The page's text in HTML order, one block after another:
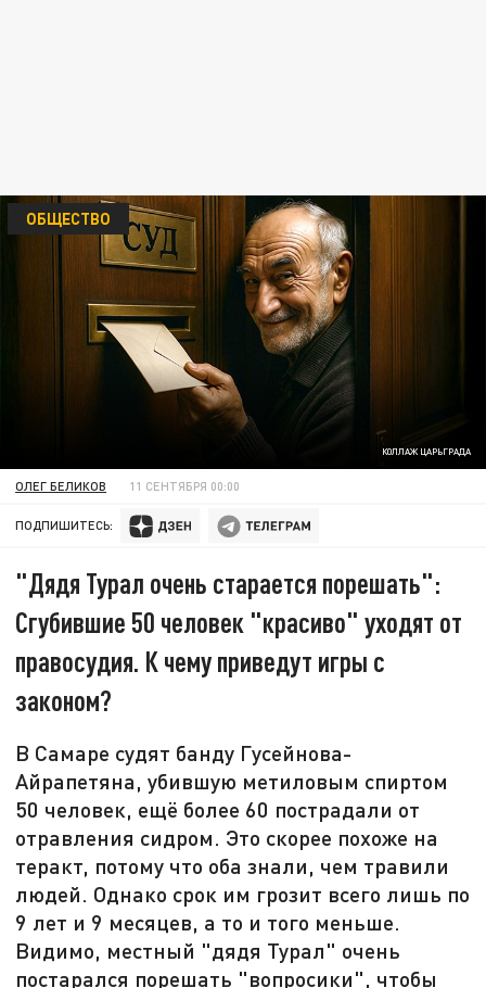
КОЛЛАЖ ЦАРЬГРАДА
ОБЩЕСТВО
ОЛЕГ БЕЛИКОВ 11 СЕНТЯБРЯ 00:00
ПОДПИШИТЕСЬ:
"Дядя Турал очень старается порешать":
Сгубившие 50 человек "красиво" уходят от
правосудия. К чему приведут игры с
законом?
В Самаре судят банду Гусейнова-
Айрапетяна, убившую метиловым спиртом
50 человек, ещё более 60 пострадали от
отравления сидром. Это скорее похоже на
теракт, потому что оба знали, чем травили
людей. Однако срок им грозит всего лишь по
9 лет и 9 месяцев, а то и того меньше.
Видимо, местный "дядя Турал" очень
постарался порешать "вопросики", чтобы